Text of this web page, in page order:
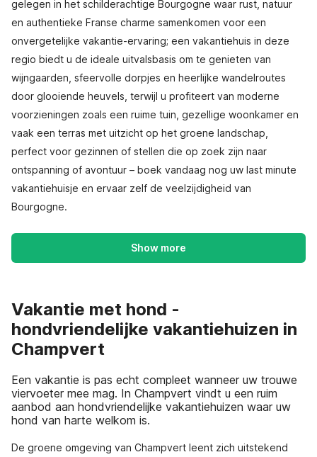
gelegen in het schilderachtige Bourgogne waar rust, natuur
en authentieke Franse charme samenkomen voor een
onvergetelijke vakantie-ervaring; een vakantiehuis in deze
regio biedt u de ideale uitvalsbasis om te genieten van
wijngaarden, sfeervolle dorpjes en heerlijke wandelroutes
door glooiende heuvels, terwijl u profiteert van moderne
voorzieningen zoals een ruime tuin, gezellige woonkamer en
vaak een terras met uitzicht op het groene landschap,
perfect voor gezinnen of stellen die op zoek zijn naar
ontspanning of avontuur – boek vandaag nog uw last minute
vakantiehuisje en ervaar zelf de veelzijdigheid van
Bourgogne.
Show more
Vakantie met hond -
hondvriendelijke vakantiehuizen in
Champvert
Een vakantie is pas echt compleet wanneer uw trouwe
viervoeter mee mag. In Champvert vindt u een ruim
aanbod aan hondvriendelijke vakantiehuizen waar uw
hond van harte welkom is.
De groene omgeving van Champvert leent zich uitstekend